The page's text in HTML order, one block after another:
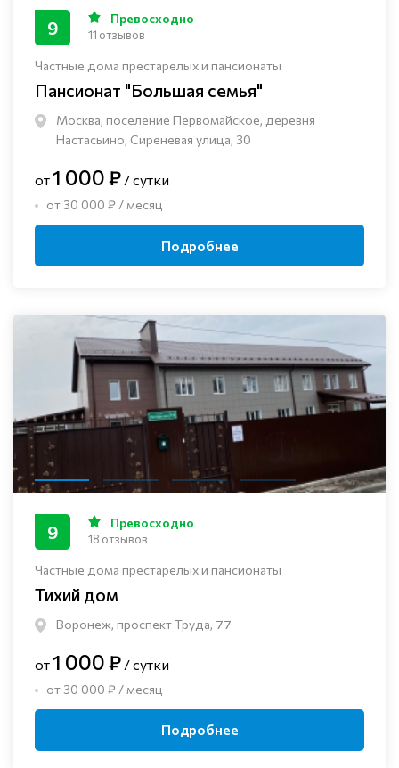
Частные дома престарелых и пансионаты
Пансионат "Большая семья"
Москва, поселение Первомайское, деревня
Настасьино, Сиреневая улица, 30
9 Превосходно
11 отзывов
от1 000 ₽ / сутки
от 30 000 ₽ / месяц
Подробнее
Частные дома престарелых и пансионаты
Тихий дом
Воронеж, проспект Труда, 77
9 Превосходно
18 отзывов
от1 000 ₽ / сутки
от 30 000 ₽ / месяц
Подробнее